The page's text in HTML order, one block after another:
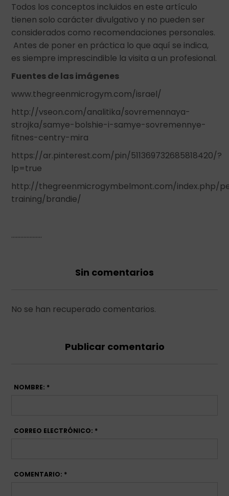
Todos los conceptos incluidos en este artículo
tienen solo carácter divulgativo y no pueden ser
considerados como recomendaciones personales.
Antes de poner en práctica lo que aquí se indica,
es siempre imprescindible la visita a un profesional.
Fuentes de las imágenes
www.thegreenmicrogym.com/israel/
http://vseon.com/analitika/sovremennaya-
strojka/samye-bolshie-i-samye-sovremennye-
fitnes-centry-mira
https://ar.pinterest.com/pin/511369732685818420/?
lp=true
http://thegreenmicrogymbelmont.com/index.php/
training/brandie/
………………..
Sin comentarios
No se han recuperado comentarios.
Publicar comentario
NOMBRE: *
CORREO ELECTRÓNICO: *
COMENTARIO: *